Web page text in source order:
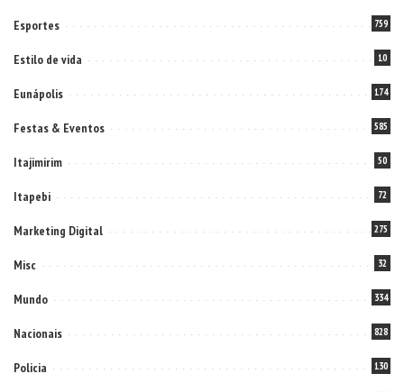
Esportes 759
Estilo de vida 10
Eunápolis 174
Festas & Eventos 585
Itajimirim 50
Itapebi 72
Marketing Digital 275
Misc 32
Mundo 334
Nacionais 828
Policia 130